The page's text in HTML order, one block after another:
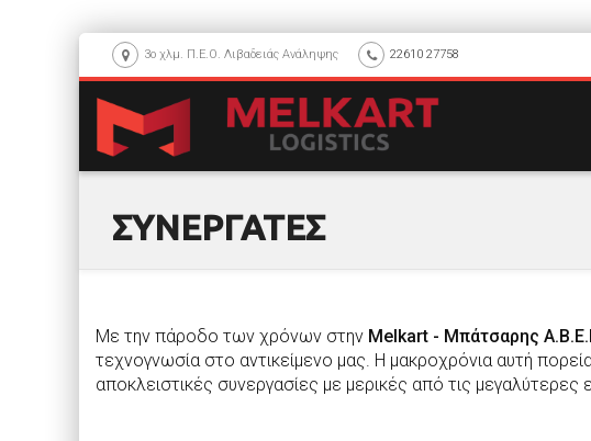
3ο χλμ. Π.Ε.Ο. Λιβαδειάς Ανάληψης 22610 27758
ΣΥΝΕΡΓΑΤΕΣ
Με την πάροδο των χρόνων στην Melkart - Μπάτσαρης
τεχνογνωσία στο αντικείµενο µας. Η μακροχρόνια αυτή
αποκλειστικές συνεργασίες µε µερικές από τις